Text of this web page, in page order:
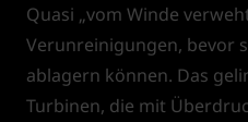
Quasi „vom Winde
Verunreinigungen, bevor
ablagern können. Das
Turbinen, die mit